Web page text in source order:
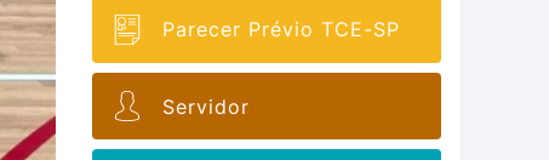
Parecer Prévio TCE-SP
Servidor